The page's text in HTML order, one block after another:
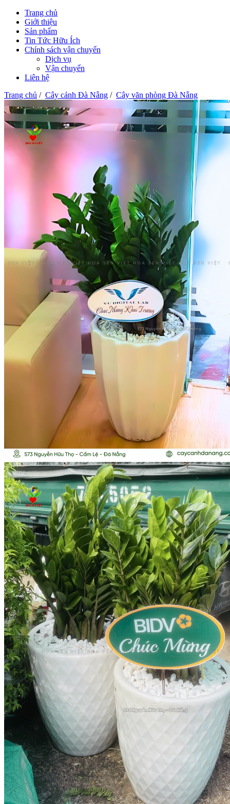
Trang chủ
Giới thiệu
Sản phẩm
Tin Tức Hữu Ích
Chính sách vận chuyển
Dịch vụ
Vận chuyển
Liên hệ
Trang chủ / Cây cảnh Đà Nẵng / Cây văn phòng Đà Nẵng